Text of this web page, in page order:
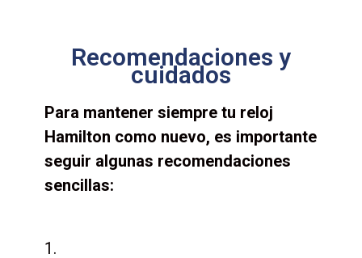
Recomendaciones y
cuidados
Para mantener siempre tu reloj
Hamilton como nuevo, es importante
seguir algunas recomendaciones
sencillas: